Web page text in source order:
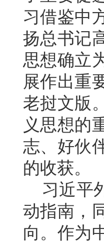
习借鉴中
扬总书记
思想确立
展作出重
老挝文版
义思想的
志、好伙
的收获。
习近平
动指南，
向。作为